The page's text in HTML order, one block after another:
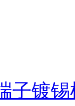
子镀锡